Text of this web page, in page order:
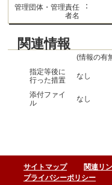
管理団体・管理責任
者名
：
関連情報
(情報の有
指定等後に
行った措置
なし
添付ファイ
ル
なし
サイトマップ 関連リ
プライバシーポリシー